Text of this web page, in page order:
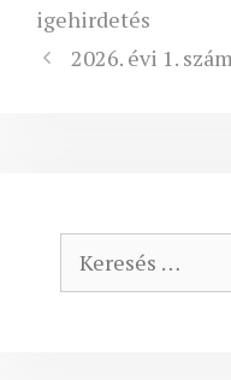
igehirdetés
2026. évi 1. szám
Keresés: